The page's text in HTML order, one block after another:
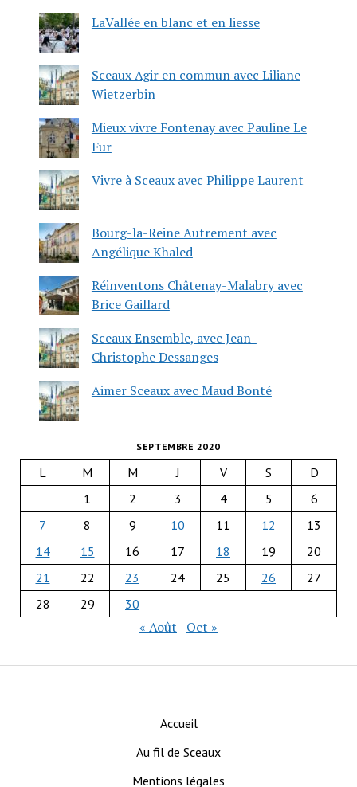
LaVallée en blanc et en liesse
Sceaux Agir en commun avec Liliane
Wietzerbin
Mieux vivre Fontenay avec Pauline Le
Fur
Vivre à Sceaux avec Philippe Laurent
Bourg-la-Reine Autrement avec
Angélique Khaled
Réinventons Châtenay-Malabry avec
Brice Gaillard
Sceaux Ensemble, avec Jean-
Christophe Dessanges
Aimer Sceaux avec Maud Bonté
SEPTEMBRE 2020
L M M J V S
D
1
2 3 4 5
6
7
8 9 10 11 12
13
14
15 16 17 18 19
20
21
22 23 24 25 26
27
28
29 30
« Août Oct »
Accueil
Au fil de Sceaux
Mentions légales